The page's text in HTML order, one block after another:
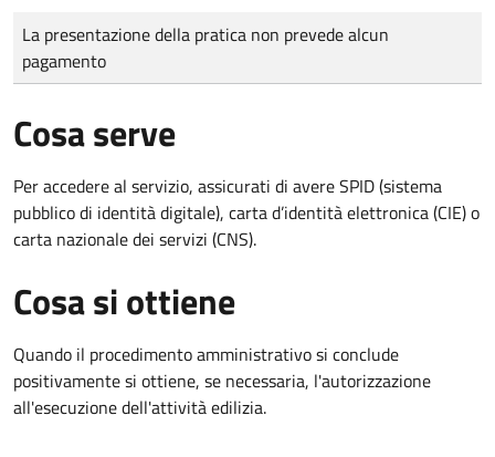
Tipo di pagamento
Importo
La presentazione della pratica non prevede alcun
pagamento
Cosa serve
Per accedere al servizio, assicurati di avere SPID (sistema
pubblico di identità digitale), carta d’identità elettronica (CIE) o
carta nazionale dei servizi (CNS).
Cosa si ottiene
Quando il procedimento amministrativo si conclude
positivamente si ottiene, se necessaria, l'autorizzazione
all'esecuzione dell'attività edilizia.